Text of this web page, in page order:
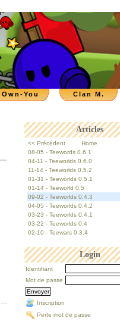
Clan M.
Own-You
Articles
<< Précédent Home
08-05 - Teewords 0.6.1
04-11 - Teeworlds 0.6.0
11-14 - Teeworlds 0.5.2
01-31 - Teeworlds 0.5.1
01-14 - Teeworld 0.5
09-02 - Teeworlds 0.4.3
04-05 - Teeworlds 0.4.2
03-23 - Teeworlds 0.4.1
03-22 - Teeworlds 0.4
02-10 - Teewars 0.3.4
Login
Identifiant
Mot de passe
Inscription
Perte mot de passe